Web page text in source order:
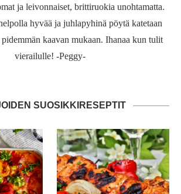
ja leivonnaiset, brittiruokia unohtamatta.
hyvää ja juhlapyhinä pöytä katetaan
kaavan mukaan. Ihanaa kun tulit
vierailulle! -Peggy-
SUOSIKKIRESEPTIT